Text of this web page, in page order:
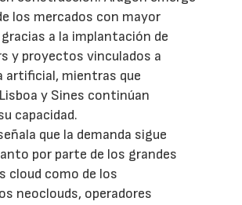
los mercados con mayor
a la implantación de
y proyectos vinculados a
artificial, mientras que
y Sines continúan
capacidad.
que la demanda sigue
por parte de los grandes
cloud como de los
neoclouds, operadores